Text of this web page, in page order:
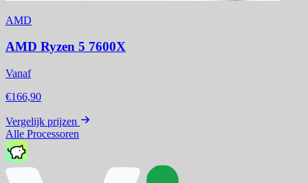
AMD
AMD Ryzen 5 7600X
Vanaf
€166,90
Vergelijk prijzen
Alle Processoren